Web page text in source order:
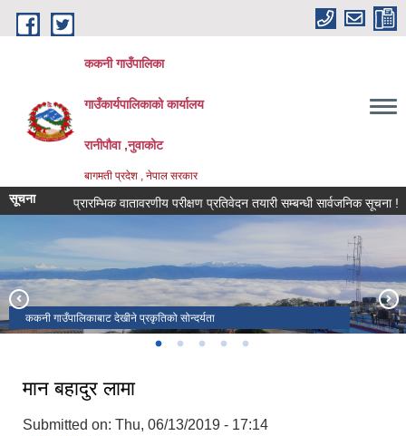
Skip to main content
ककनी गाउँपालिका
गाउँकार्यपालिकाको कार्यालय
रानीपौवा ,नुवाकोट
बागमती प्रदेश , नेपाल सरकार
सूचना प्रारम्भिक वातावरणीय परीक्षण प्रतिवेदन तयारी सम्बन्धी सार्वजनिक सूचना !
ककनी गाउँपालिकाबाट देखीने प्रकृतिको सोन्दर्यता
ककनी गाउँपालिका स्थित पर्यटकिय फुङ्-फुङ् झरना
ककनी गाउँपालिकाको पर्यटकिय स्थल ककनी हाईट
नवौ गाउँसभा सम्पन्न
गाउँपालिकाको प्रशासनिक भवन शिलान्यास कार्यक्रम सम्पन्न
मान बहादुर लामा
Submitted on: Thu, 06/13/2019 - 17:14